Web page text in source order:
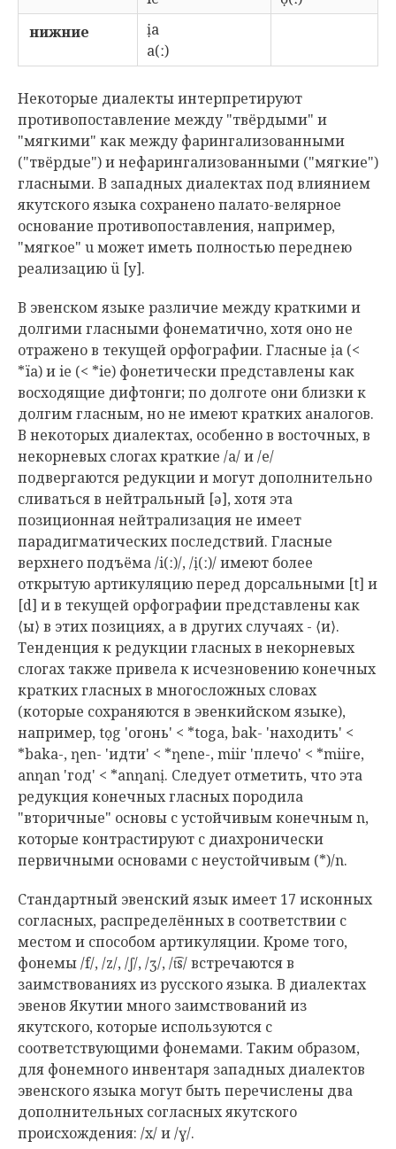
нижние
ịa
a(ː)
Некоторые диалекты интерпретируют
противопоставление между "твёрдыми" и
"мягкими" как между фарингализованными
("твёрдые") и нефарингализованными ("мягкие")
гласными. В западных диалектах под влиянием
якутского языка сохранено палато-велярное
основание противопоставления, например,
"мягкое" u может иметь полностью переднею
реализацию ü [y].
В эвенском языке различие между краткими и
долгими гласными фонематично, хотя оно не
отражено в текущей орфографии. Гласные ịa (<
*ïa) и ie (< *ie) фонетически представлены как
восходящие дифтонги; по долготе они близки к
долгим гласным, но не имеют кратких аналогов.
В некоторых диалектах, особенно в восточных, в
некорневых слогах краткие /a/ и /e/
подвергаются редукции и могут дополнительно
сливаться в нейтральный [ə], хотя эта
позиционная нейтрализация не имеет
парадигматических последствий. Гласные
верхнего подъёма /i(ː)/, /ị(ː)/ имеют более
открытую артикуляцию перед дорсальными [t] и
[d] и в текущей орфографии представлены как
⟨ы⟩ в этих позициях, а в других случаях - ⟨и⟩.
Тенденция к редукции гласных в некорневых
слогах также привела к исчезновению конечных
кратких гласных в многосложных словах
(которые сохраняются в эвенкийском языке),
например, tọg 'огонь' < *toga, bak- 'находить' <
*baka-, ƞen- 'идти' < *ƞene-, miir 'плечо' < *miire,
anƞan 'год' < *anƞanị. Следует отметить, что эта
редукция конечных гласных породила
"вторичные" основы с устойчивым конечным n,
которые контрастируют с диахронически
первичными основами с неустойчивым (*)/n.
Стандартный эвенский язык имеет 17 исконных
согласных, распределённых в соответствии с
местом и способом артикуляции. Кроме того,
фонемы /f/, /z/, /ʃ/, /ʒ/, /t͡s/ встречаются в
заимствованиях из русского языка. В диалектах
эвенов Якутии много заимствований из
якутского, которые используются с
соответствующими фонемами. Таким образом,
для фонемного инвентаря западных диалектов
эвенского языка могут быть перечислены два
дополнительных согласных якутского
происхождения: /x/ и /ɣ/.